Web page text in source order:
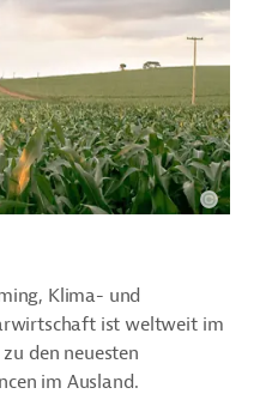
Klima- und
ist weltweit im
den neuesten
im Ausland.